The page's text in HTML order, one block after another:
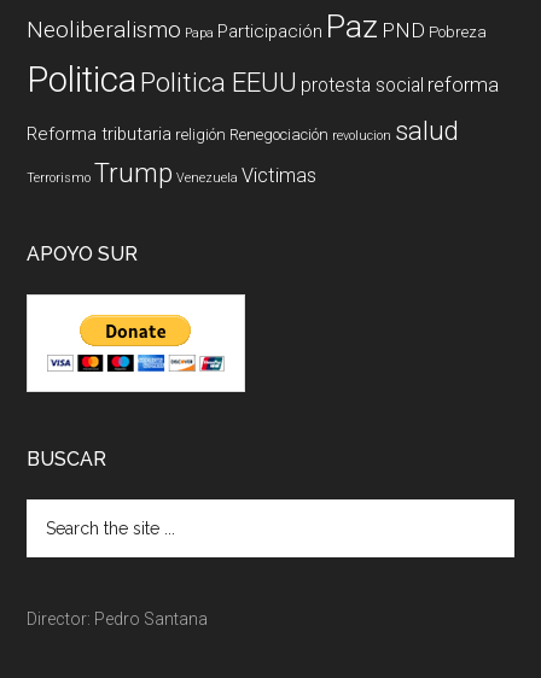
Neoliberalismo Papa Participación Paz PND Pobreza
PoliticaPolitica EEUU protesta social reforma
Reforma tributaria religión Renegociación revolucion salud
Terrorismo Trump Venezuela Victimas
APOYO SUR
BUSCAR
Director: Pedro Santana